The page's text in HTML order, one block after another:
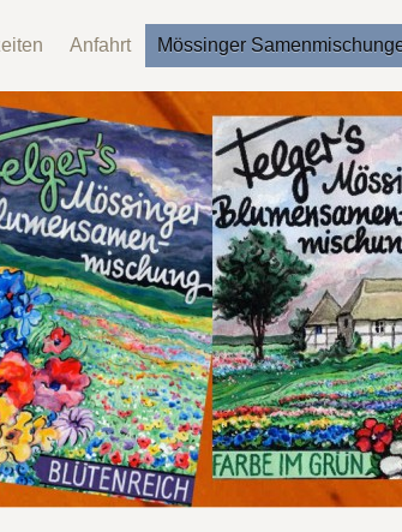
Anfahrt Mössinger